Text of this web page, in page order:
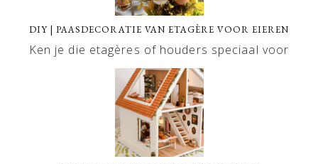
DIY | PAASDECORATIE VAN ETAGÈRE VOOR EIEREN
Ken je die etagères of houders speciaal voor